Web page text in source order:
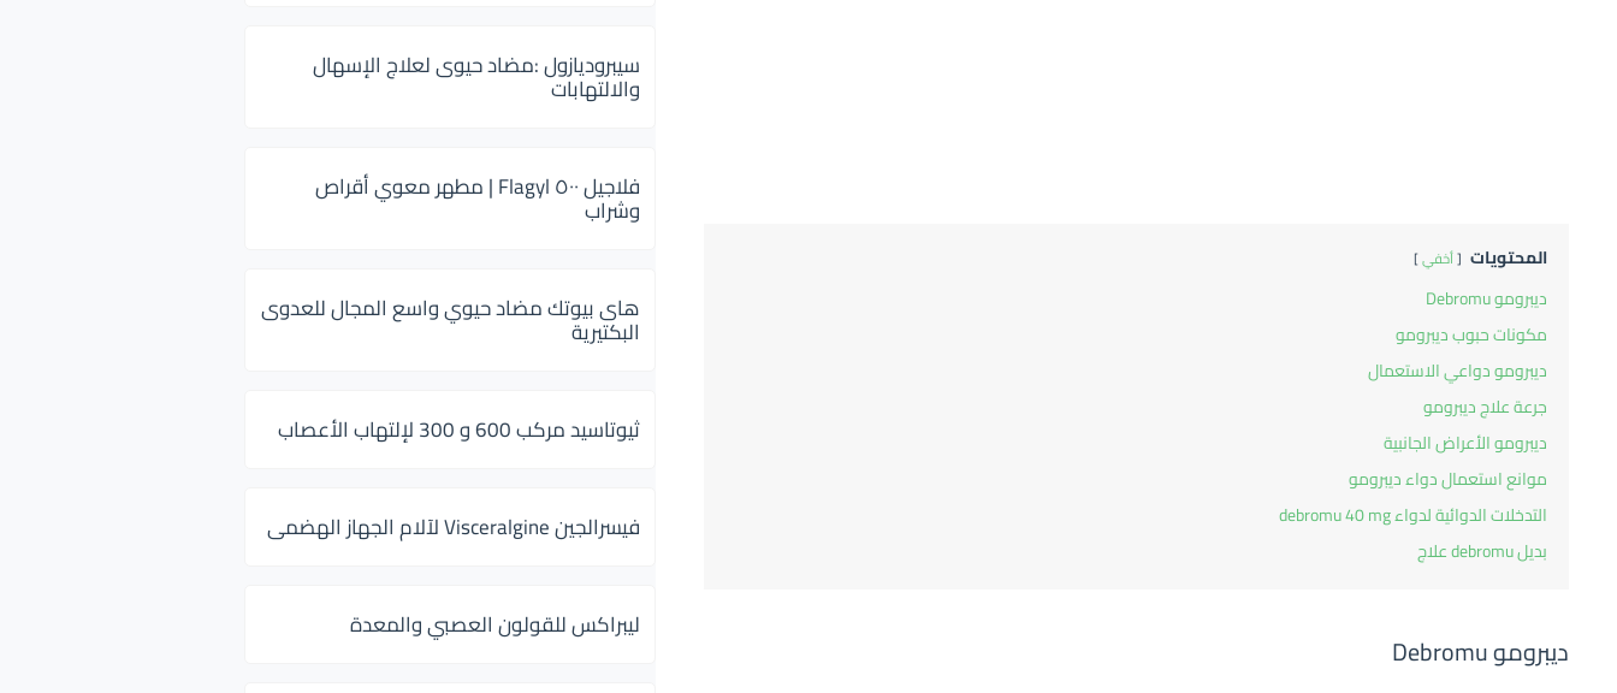
المحتويات أخفي
ديبرومو Debromu
مكونات حبوب ديبرومو
ديبرومو دواعي الاستعمال
جرعة علاج ديبرومو
ديبرومو الأعراض الجانبية
موانع استعمال دواء ديبرومو
التدخلات الدوائية لدواء debromu 40 mg
بديل debromu علاج
ديبرومو Debromu
سيبروديازول :مضاد حيوى لعلاج الإسهال
والالتهابات
فلاجيل ٥٠٠ Flagyl | مطهر معوي أقراص
وشراب
هاى بيوتك مضاد حيوي واسع المجال للعدوى
البكتيرية
ثيوتاسيد مركب 600 و 300 لإلتهاب الأعصاب
فيسرالجين Visceralgine لآلام الجهاز الهضمى
ليبراكس للقولون العصبي والمعدة